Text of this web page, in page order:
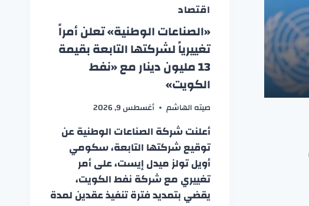
اقتصاد
«الصناعات الوطنية» تعلن أمراً
تغييرياً لشركتها التابعة بقيمة
13 مليون دينار مع «نفط
الكويت»
صيته الهاشم أغسطس 9, 2026
أعلنت شركة الصناعات الوطنية عن
توقيع شركتها التابعة، سكومي
أويل تولز ميدل إيست، على أمر
تغييري مع شركة نفط الكويت،
يقضي بتمديد فترة تنفيذ عقدين لمدة